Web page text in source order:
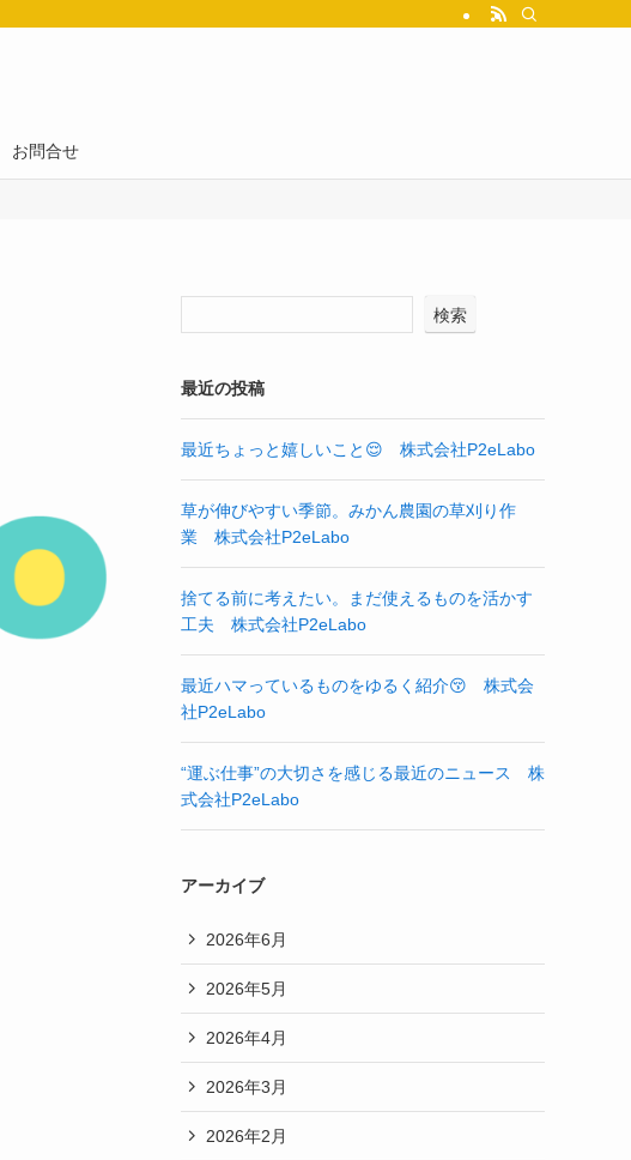
お問合せ
検索
最近の投稿
最近ちょっと嬉しいこと😌 株式会社P2eLabo
草が伸びやすい季節。みかん農園の草刈り作
業 株式会社P2eLabo
捨てる前に考えたい。まだ使えるものを活かす
工夫 株式会社P2eLabo
最近ハマっているものをゆるく紹介😚 株式会
社P2eLabo
“運ぶ仕事”の大切さを感じる最近のニュース 株
式会社P2eLabo
アーカイブ
2026年6月
2026年5月
2026年4月
2026年3月
2026年2月